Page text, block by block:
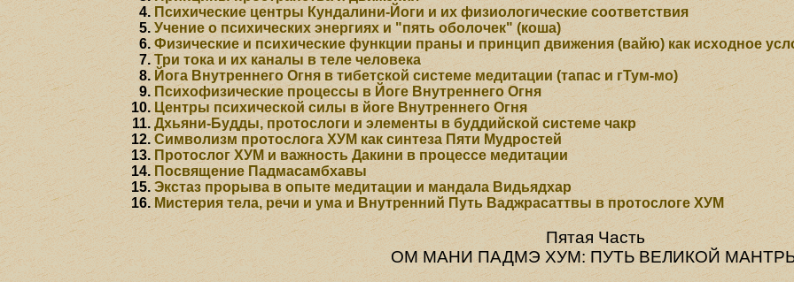
Психические центры Кундалини-Йоги и их физиологические соответствия
Учение о психических энергиях и "пять оболочек" (коша)
Физические и психические функции праны и принцип движения (вайю) как исходное
Три тока и их каналы в теле человека
Йога Внутреннего Огня в тибетской системе медитации (тапас и гТум-мо)
Психофизические процессы в Йоге Внутреннего Огня
Центры психической силы в йоге Внутреннего Огня
Дхьяни-Будды, протослоги и элементы в буддийской системе чакр
Символизм протослога ХУМ как синтеза Пяти Мудростей
Протослог ХУМ и важность Дакини в процессе медитации
Посвящение Падмасамбхавы
Экстаз прорыва в опыте медитации и мандала Видьядхар
Мистерия тела, речи и ума и Внутренний Путь Ваджрасаттвы в протослоге ХУМ
Пятая Часть
ОМ МАНИ ПАДМЭ ХУМ: ПУТЬ ВЕЛИКОЙ